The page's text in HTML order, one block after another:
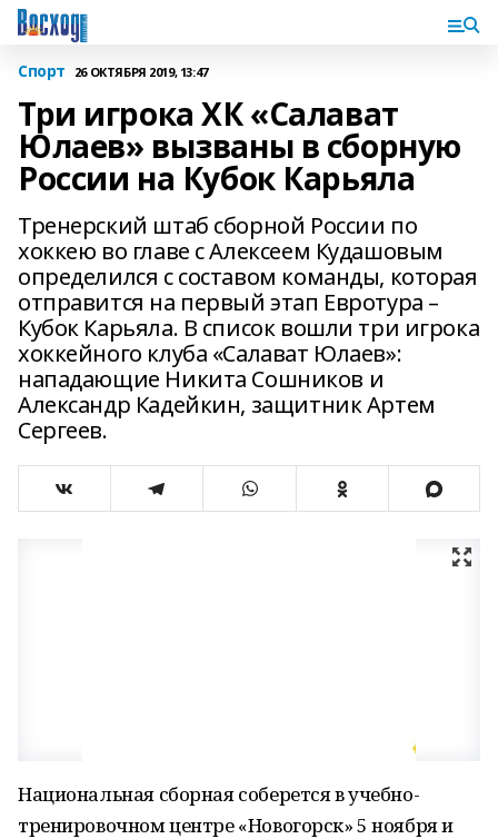
Спорт 26 ОКТЯБРЯ 2019, 13:47
Три игрока ХК «Салават
Юлаев» вызваны в сборную
России на Кубок Карьяла
Тренерский штаб сборной России по
хоккею во главе с Алексеем Кудашовым
определился с составом команды, которая
отправится на первый этап Евротура –
Кубок Карьяла. В список вошли три игрока
хоккейного клуба «Салават Юлаев»:
нападающие Никита Сошников и
Александр Кадейкин, защитник Артем
Сергеев.
Национальная сборная соберется в учебно-
тренировочном центре «Новогорск» 5 ноября и